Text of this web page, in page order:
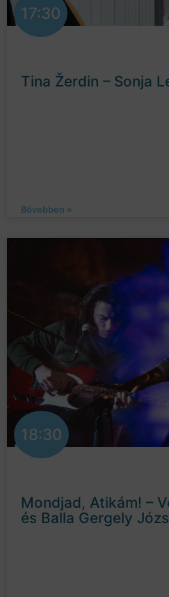
17:30
Tina Žerdin – Sonja
Bővebben »
18:30
Mondjad, Atikám! –
és Balla Gergely